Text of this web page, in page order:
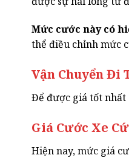
Mức cước này có
thể điều chỉnh mức
Vận Chuyển Đi
Để được giá tốt
Giá Cước Xe
Hiện nay, mức giá